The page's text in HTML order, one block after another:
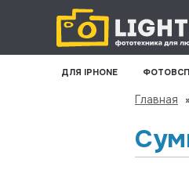
ДЛЯ IPHONE
Главная »